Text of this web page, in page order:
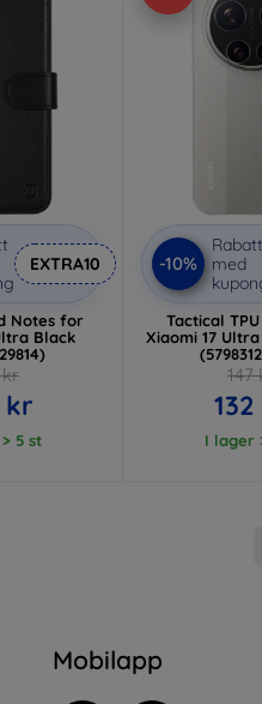
EXTRA10
Notes for
Black
kr
kr
5 st
-10%
Rabatt
med
Tactical
Xiaomi 17
147
I lager
Mobilapp